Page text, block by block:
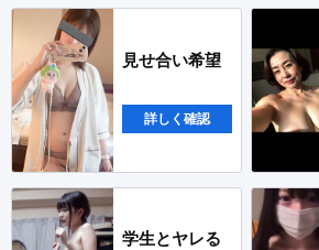
見せ合い希望
詳しく確認
学生とヤレる